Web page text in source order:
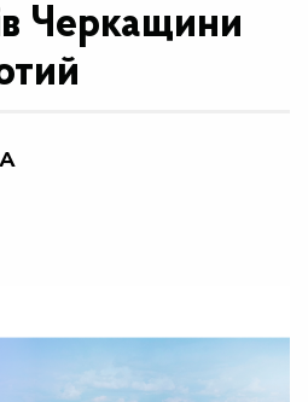
Черкащини